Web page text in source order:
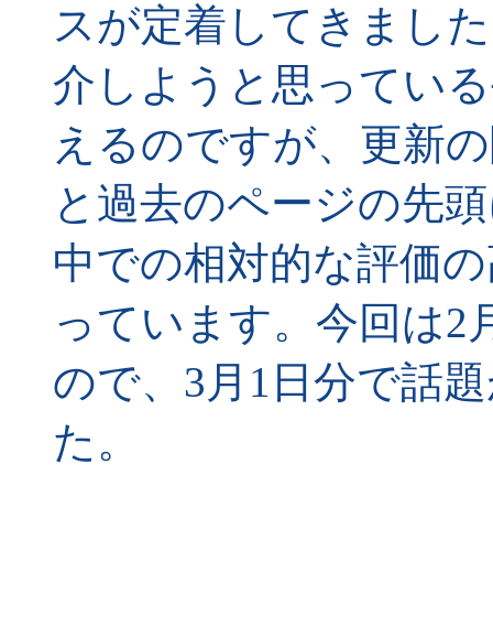
スが定着してきまし
介しようと思ってい
えるのですが、更新
と過去のページの先
中での相対的な評価
っています。今回は2
ので、3月1日分で話
た。